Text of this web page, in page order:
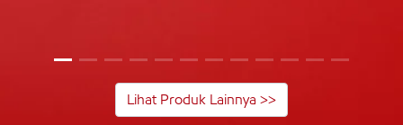
Lihat Produk Lainnya >>